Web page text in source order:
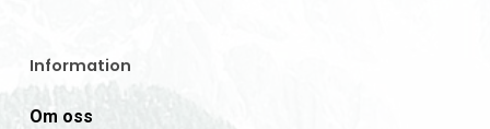
Information
Om oss